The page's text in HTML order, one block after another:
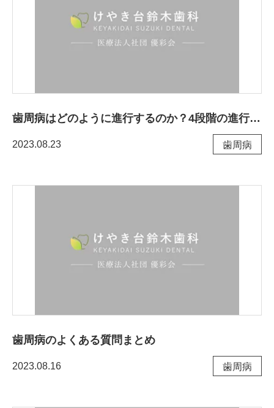
歯周病はどのように進行するのか？4段階の進行と症状について
2023.08.23 ⻭周病
歯周病のよくある質問まとめ
2023.08.16 ⻭周病